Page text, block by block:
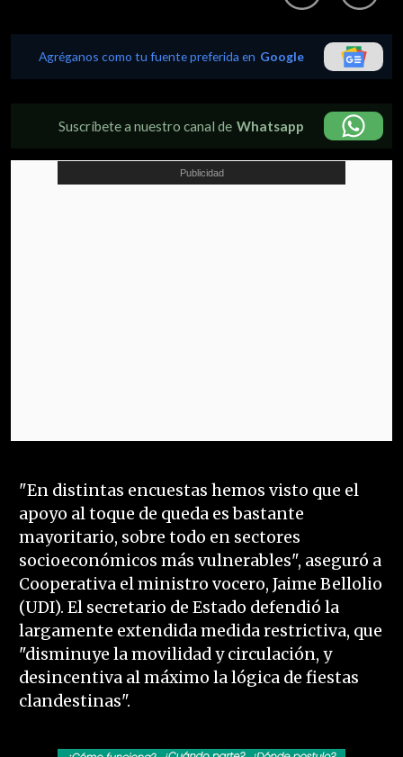
Agréganos como tu fuente preferida en Google
Suscríbete a nuestro canal de Whatsapp
"En distintas encuestas hemos visto que el
apoyo al toque de queda es bastante
mayoritario, sobre todo en sectores
socioeconómicos más vulnerables", aseguró a
Cooperativa el ministro vocero, Jaime Bellolio
(UDI). El secretario de Estado defendió la
largamente extendida medida restrictiva, que
"disminuye la movilidad y circulación, y
desincentiva al máximo la lógica de fiestas
clandestinas".